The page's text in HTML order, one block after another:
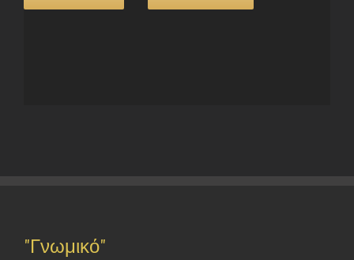
"Γνωμικό"